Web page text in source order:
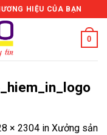
HIỆU CỦA BẠN
0
× 2304 in Xưởng sản